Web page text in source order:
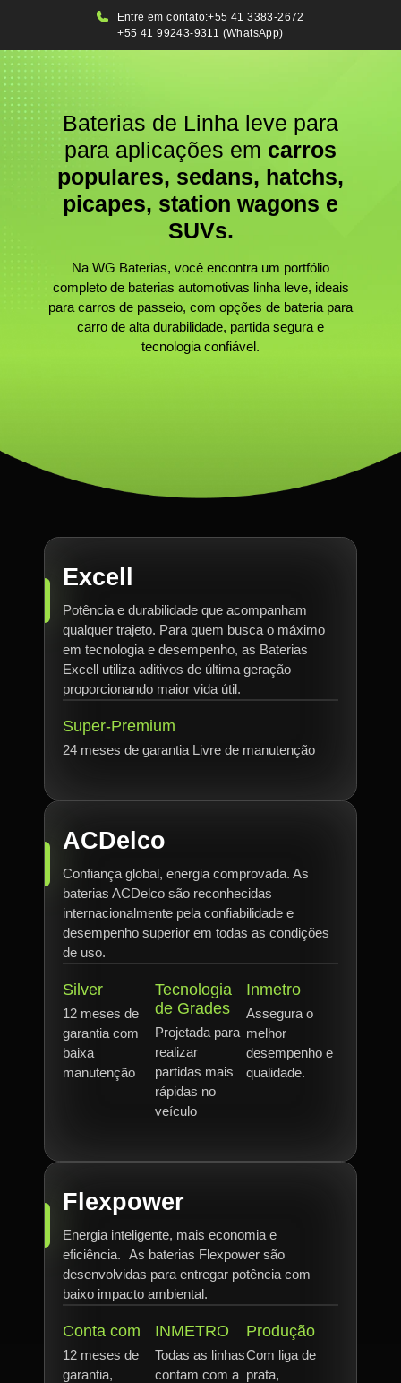
Entre em contato:+55 41 3383-2672
+55 41 99243-9311 (WhatsApp)
Baterias de Linha leve para
para aplicações em carros
populares, sedans, hatchs,
picapes, station wagons e
SUVs.
Na WG Baterias, você encontra um portfólio
completo de baterias automotivas linha leve, ideais
para carros de passeio, com opções de bateria para
carro de alta durabilidade, partida segura e
tecnologia confiável.
Excell
Potência e durabilidade que acompanham
qualquer trajeto. Para quem busca o máximo
em tecnologia e desempenho, as Baterias
Excell utiliza aditivos de última geração
proporcionando maior vida útil.
Super-Premium
24 meses de garantia Livre de manutenção
ACDelco
Confiança global, energia comprovada. As
baterias ACDelco são reconhecidas
internacionalmente pela confiabilidade e
desempenho superior em todas as condições
de uso.
Silver
12 meses de
garantia com
baixa
manutenção
Tecnologia
de Grades
Projetada para
realizar
partidas mais
rápidas no
veículo
Inmetro
Assegura o
melhor
desempenho e
qualidade.
Flexpower
Energia inteligente, mais economia e
eficiência. As baterias Flexpower são
desenvolvidas para entregar potência com
baixo impacto ambiental.
Conta com
12 meses de
garantia,
INMETRO
Todas as linhas
contam com a
Produção
Com liga de
prata,